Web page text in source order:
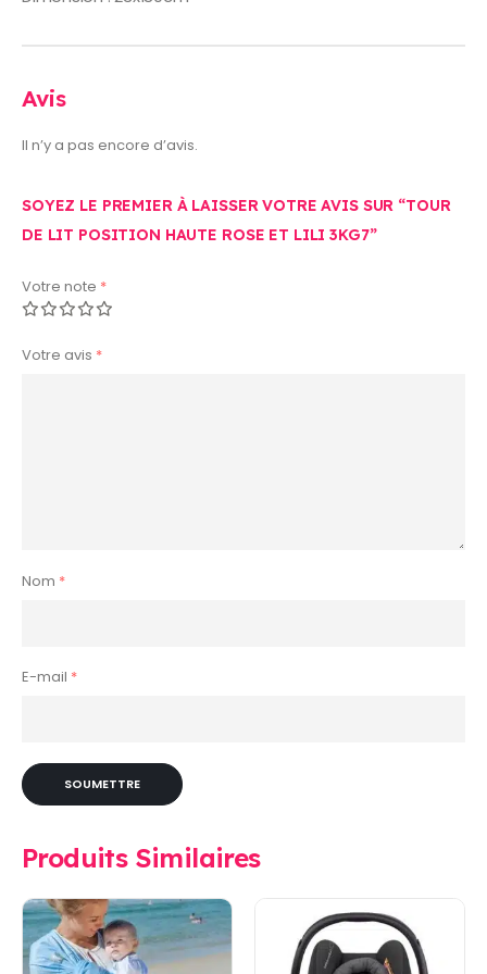
Avis
Il n’y a pas encore d’avis.
SOYEZ LE PREMIER À LAISSER VOTRE AVIS SUR “TOUR
DE LIT POSITION HAUTE ROSE ET LILI 3KG7”
Votre note *
Votre avis *
Nom *
E-mail *
Produits Similaires